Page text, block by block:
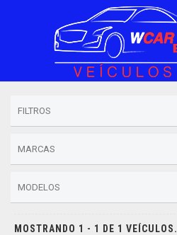
FILTROS
MARCAS
MODELOS
MOSTRANDO 1 - 1 DE 1 VEÍCULOS.